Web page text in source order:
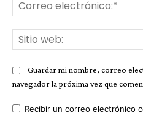
Guardar mi nombre, correo
navegador la próxima vez que
Recibir un correo electrónico